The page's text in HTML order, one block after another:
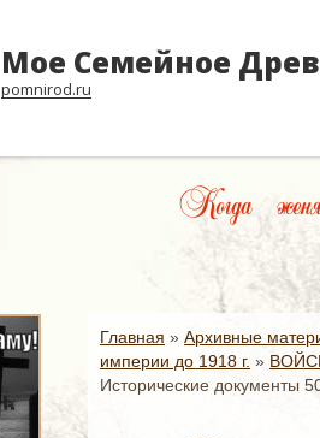
Мое Семейное
pomnirod.ru
Когда
Главная » Архивные
империи до 1918 г. »
Исторические документы